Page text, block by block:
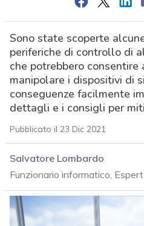
Sono state scoperte
periferiche di controllo di
che potrebbero
manipolare i dispositivi di
conseguenze facilmente
dettagli e i consigli per
Pubblicato il 23 Dic 2021
Salvatore Lombardo
Funzionario informatico,